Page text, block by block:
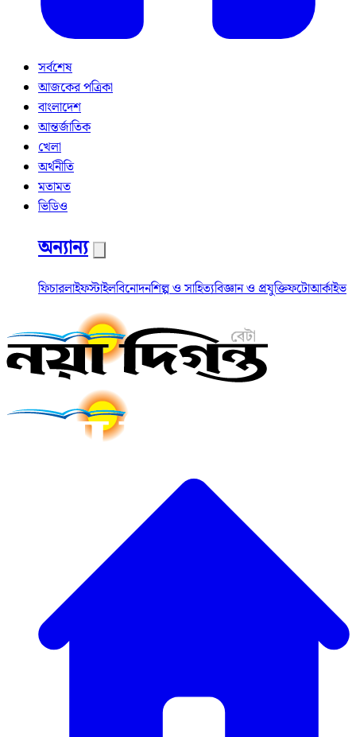
সর্বশেষ
আজকের পত্রিকা
বাংলাদেশ
আন্তর্জাতিক
খেলা
অর্থনীতি
মতামত
ভিডিও
অন্যান্য
ফিচারলাইফস্টাইলবিনোদনশিল্প ও সাহিত্যবিজ্ঞান ও প্রযুক্তিফটোআর্কাইভ